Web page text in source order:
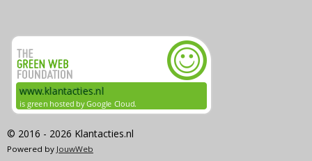
© 2016 - 2026 Klantacties.nl
Powered by JouwWeb